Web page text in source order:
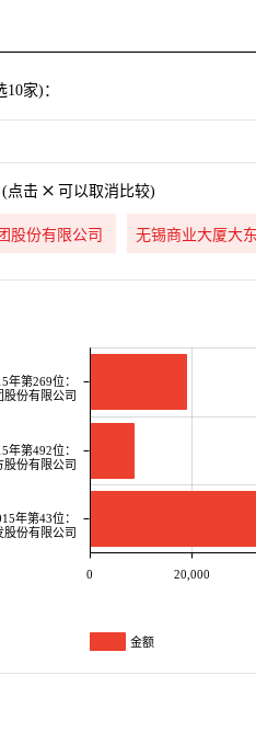
家)：
点击 可以取消比较)
股份有限公司 无锡商业大厦大
年第269位：
股份有限公司
年第492位：
股份有限公司
年第43位：
股份有限公司
0 20,000
金额